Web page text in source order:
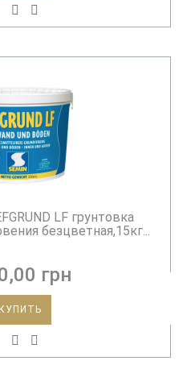
LF грунтовка
безцветная,15кг...
грн
КУПИТЬ